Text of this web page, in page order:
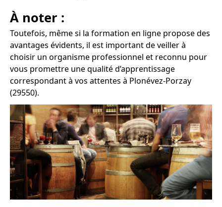
À noter :
Toutefois, même si la formation en ligne propose des
avantages évidents, il est important de veiller à
choisir un organisme professionnel et reconnu pour
vous promettre une qualité d’apprentissage
correspondant à vos attentes à Plonévez-Porzay
(29550).